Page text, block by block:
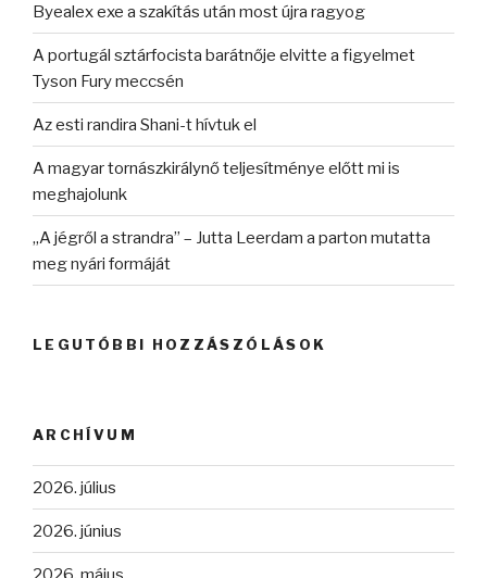
Byealex exe a szakítás után most újra ragyog
A portugál sztárfocista barátnője elvitte a figyelmet
Tyson Fury meccsén
Az esti randira Shani-t hívtuk el
A magyar tornászkirálynő teljesítménye előtt mi is
meghajolunk
„A jégről a strandra” – Jutta Leerdam a parton mutatta
meg nyári formáját
LEGUTÓBBI HOZZÁSZÓLÁSOK
ARCHÍVUM
2026. július
2026. június